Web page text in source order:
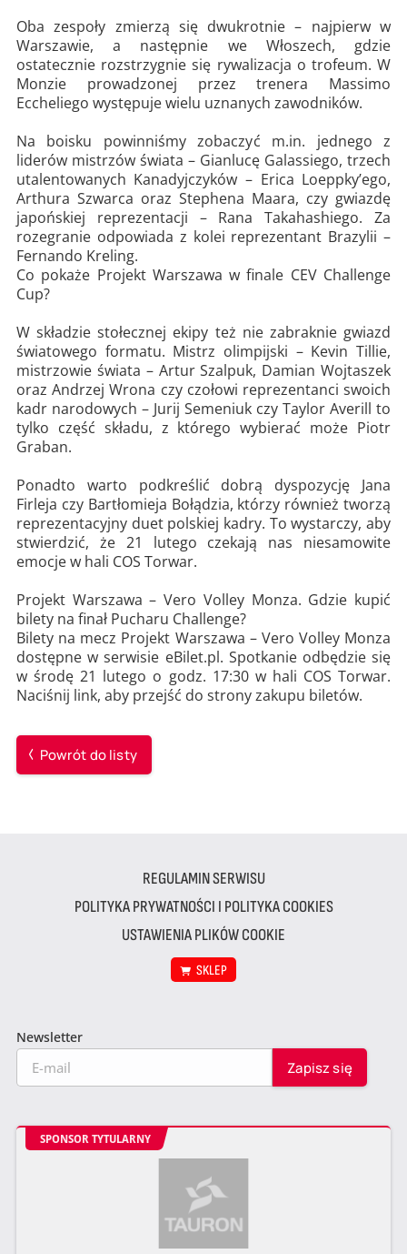
Oba zespoły zmierzą się dwukrotnie – najpierw w
Warszawie, a następnie we Włoszech, gdzie
ostatecznie rozstrzygnie się rywalizacja o trofeum. W
Monzie prowadzonej przez trenera Massimo
Eccheliego występuje wielu uznanych zawodników.
Na boisku powinniśmy zobaczyć m.in. jednego z
liderów mistrzów świata – Gianlucę Galassiego, trzech
utalentowanych Kanadyjczyków – Erica Loeppky’ego,
Arthura Szwarca oraz Stephena Maara, czy gwiazdę
japońskiej reprezentacji – Rana Takahashiego. Za
rozegranie odpowiada z kolei reprezentant Brazylii –
Fernando Kreling.
Co pokaże Projekt Warszawa w finale CEV Challenge
Cup?
W składzie stołecznej ekipy też nie zabraknie gwiazd
światowego formatu. Mistrz olimpijski – Kevin Tillie,
mistrzowie świata – Artur Szalpuk, Damian Wojtaszek
oraz Andrzej Wrona czy czołowi reprezentanci swoich
kadr narodowych – Jurij Semeniuk czy Taylor Averill to
tylko część składu, z którego wybierać może Piotr
Graban.
Ponadto warto podkreślić dobrą dyspozycję Jana
Firleja czy Bartłomieja Bołądzia, którzy również tworzą
reprezentacyjny duet polskiej kadry. To wystarczy, aby
stwierdzić, że 21 lutego czekają nas niesamowite
emocje w hali COS Torwar.
Projekt Warszawa – Vero Volley Monza. Gdzie kupić
bilety na finał Pucharu Challenge?
Bilety na mecz Projekt Warszawa – Vero Volley Monza
dostępne w serwisie eBilet.pl. Spotkanie odbędzie się
w środę 21 lutego o godz. 17:30 w hali COS Torwar.
Naciśnij link, aby przejść do strony zakupu biletów.
Powrót do listy
REGULAMIN SERWISU
POLITYKA PRYWATNOŚCI I POLITYKA COOKIES
USTAWIENIA PLIKÓW COOKIE
SKLEP
Newsletter
SPONSOR TYTULARNY